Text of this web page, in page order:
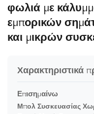
φωλιά με
εμπορικών
και μικρών
Χαρακτηριστικά
Επισημαίνω
Μπολ Συσκευασίας